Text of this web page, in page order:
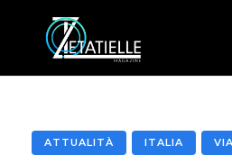
ATTUALITÀ ITALIA